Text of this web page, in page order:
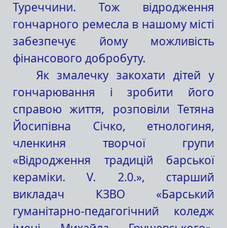
Туреччини. Тож відродження
гончарного ремесла в нашому місті
забезпечує йому можливість
фінансового добробуту.
Як змалечку закохати дітей у
гончарювання і зробити його
справою життя, розповіли Тетяна
Йосипівна Січко, етнологиня,
членкиня творчої групи
«Відродження традицій барської
кераміки. V. 2.0.», старший
викладач КЗВО «Барський
гуманітарно-педагогічний коледж